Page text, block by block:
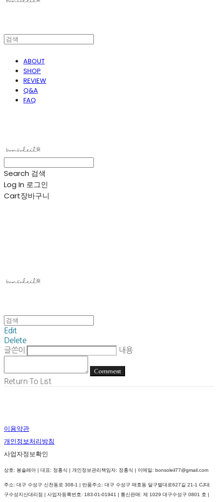
ABOUT
SHOP
REVIEW
Q&A
FAQ
Search 검색
Log In 로그인
Cart장바구니
Edit
Delete
글쓴이
내용
Comment
Return To List
이용약관
개인정보처리방침
사업자정보확인
상호: 봉솔레아 | 대표: 정홍식 | 개인정보관리책임자: 정홍식 | 이메일: bonsoleil77@gmail.com
주소: 대구 수성구 신천동로 308-1 | 반품주소: 대구 수성구 매호동 달구벌대로627길 21-1 CJ대
구수성지산대리점 | 사업자등록번호: 183-01-01941 | 통신판매: 제 1029 대구수성구 0801 호 |